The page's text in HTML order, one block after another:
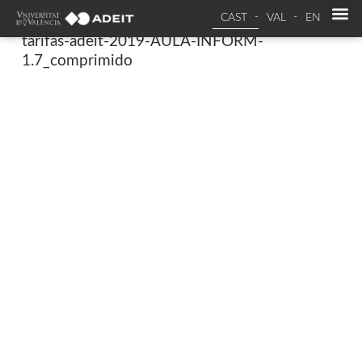
CAST VAL EN
tarifas-adeit-2019-AULA-INFORM-
1.7_comprimido